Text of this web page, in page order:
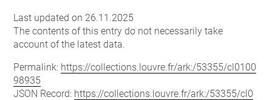
Last updated on 26.11.2025
The contents of this entry do not necessarily take
account of the latest data.
Permalink: https://collections.louvre.fr/ark:/53355/cl0100
98935
JSON Record: https://collections.louvre.fr/ark:/53355/cl0